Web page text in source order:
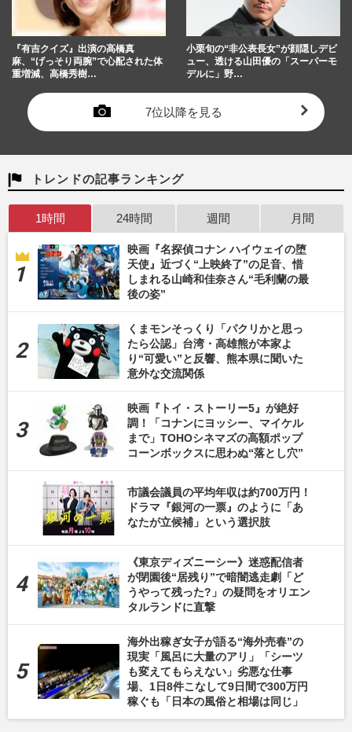
『有吉クイズ』出演の高橋真
麻、“げっそり両腕”で心配された体
重増減、高橋秀樹…
小栗旬の“非公表長女”が顔隠しデビ
ュー、透ける山田優の「スーパーモ
デルに」野…
7位以降を見る
トレンドの記事ランキング
1時間 24時間 週間 月間
映画『名探偵コナン ハイウェイの堕
天使』近づく“上映終了”の足音、惜
しまれる山崎和佳奈さん“毛利蘭の最
後の姿”
くまモンそっくり「パクリかと思っ
たら公認」台湾・高雄熊が本家よ
り“可愛い”と反響、熊本県に聞いた
意外な交流関係
映画『トイ・ストーリー5』が絶好
調！「コナンにヨッシー、マイケル
まで」TOHOシネマズの高額ポップ
コーンボックスに思わぬ“落とし穴”
市議会議員の平均年収は約700万円！
ドラマ『銀河の一票』のように「あ
なたが立候補」という選択肢
《東京ディズニーシー》迷惑配信者
が閉園後“居残り”で暗闇逃走劇「ど
うやって残った?」の疑問をオリエン
タルランドに直撃
海外出稼ぎ女子が語る“海外売春”の
現実「風呂に大量のアリ」「シーツ
も変えてもらえない」劣悪な仕事
場、1日8件こなして9日間で300万円
稼ぐも「日本の風俗と相場は同じ」